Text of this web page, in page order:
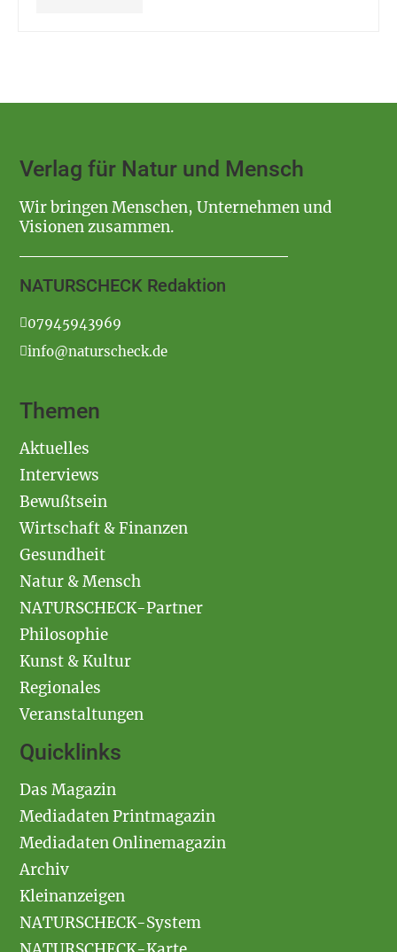
Verlag für Natur und Mensch
Wir bringen Menschen, Unternehmen und
Visionen zusammen.
NATURSCHECK Redaktion
07945943969
info@naturscheck.de
Themen
Aktuelles
Interviews
Bewußtsein
Wirtschaft & Finanzen
Gesundheit
Natur & Mensch
NATURSCHECK-Partner
Philosophie
Kunst & Kultur
Regionales
Veranstaltungen
Quicklinks
Das Magazin
Mediadaten Printmagazin
Mediadaten Onlinemagazin
Archiv
Kleinanzeigen
NATURSCHECK-System